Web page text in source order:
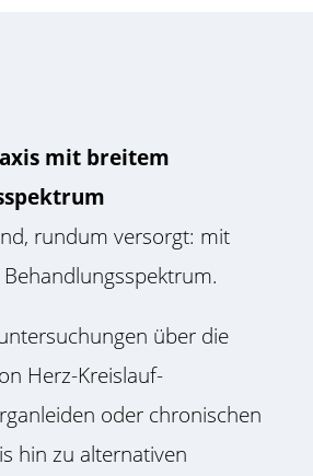
mit breitem
rundum versorgt: mit
über die
Herz-Kreislauf-
oder chronischen
hin zu alternativen